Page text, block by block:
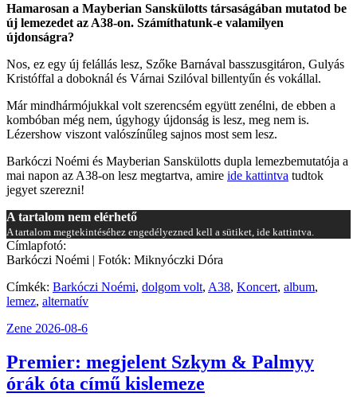
Hamarosan a Mayberian Sanskülotts társaságában mutatod be
új lemezedet az A38-on. Számíthatunk-e valamilyen
újdonságra?
Nos, ez egy új felállás lesz, Szőke Barnával basszusgitáron, Gulyás
Kristóffal a doboknál és Várnai Szilóval billentyűn és vokállal.
Már mindhármójukkal volt szerencsém együtt zenélni, de ebben a
kombóban még nem, úgyhogy újdonság is lesz, meg nem is.
Lézershow viszont valószínűleg sajnos most sem lesz.
Barkóczi Noémi és Mayberian Sanskülotts dupla lemezbemutatója a
mai napon az A38-on lesz megtartva, amire ide kattintva tudtok
jegyet szerezni!
A tartalom nem elérhető
A tartalom megtekintéséhez engedélyezned kell a sütiket, ide kattintva.
Címlapfotó:
Barkóczi Noémi | Fotók: Miknyóczki Dóra
Címkék: Barkóczi Noémi, dolgom volt, A38, Koncert, album,
lemez, alternatív
Zene 2026-08-6
Premier: megjelent Szkym & Palmyy
órák óta című kislemeze